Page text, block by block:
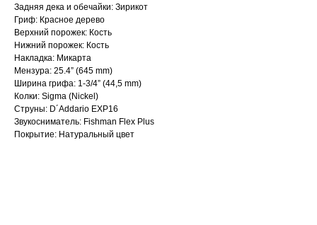
Задняя дека и обечайки: Зирикот
Гриф: Красное дерево
Верхний порожек: Кость
Нижний порожек: Кость
Накладка: Микарта
Мензура: 25.4” (645 mm)
Ширина грифа: 1-3/4” (44,5 mm)
Колки: Sigma (Nickel)
Струны: D´Addario EXP16
Звукосниматель: Fishman Flex Plus
Покрытие: Натуральный цвет